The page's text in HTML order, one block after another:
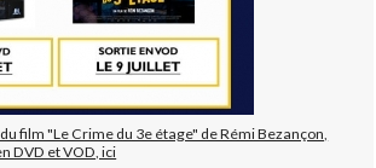
film "Le Crime du 3e étage" de Rémi Bezançon,
DVD et VOD, ici